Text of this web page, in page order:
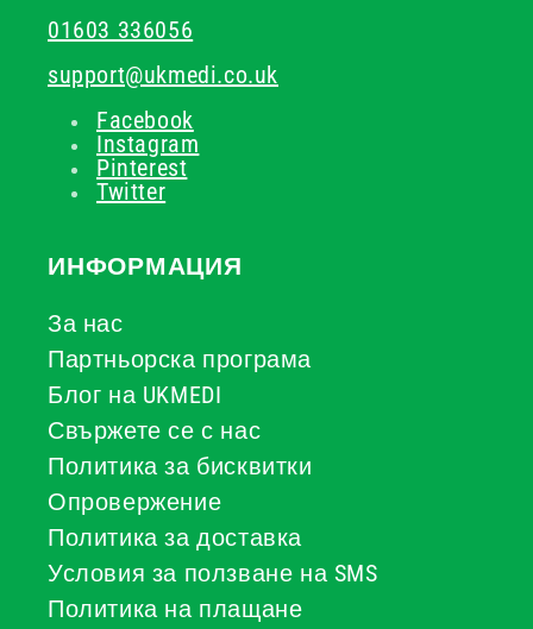
01603 336056
support@ukmedi.co.uk
Facebook
Instagram
Pinterest
Twitter
ИНФОРМАЦИЯ
За нас
Партньорска програма
Блог на UKMEDI
Свържете се с нас
Политика за бисквитки
Опровержение
Политика за доставка
Условия за ползване на SMS
Политика на плащане